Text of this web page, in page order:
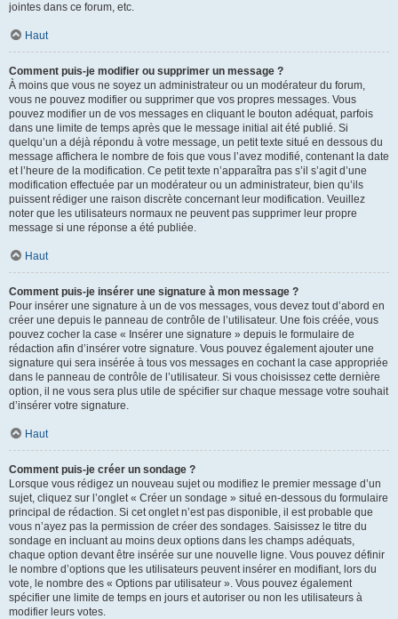
jointes dans ce forum, etc.
Haut
Comment puis-je modifier ou supprimer un message ?
À moins que vous ne soyez un administrateur ou un modérateur du forum,
vous ne pouvez modifier ou supprimer que vos propres messages. Vous
pouvez modifier un de vos messages en cliquant le bouton adéquat, parfois
dans une limite de temps après que le message initial ait été publié. Si
quelqu’un a déjà répondu à votre message, un petit texte situé en dessous du
message affichera le nombre de fois que vous l’avez modifié, contenant la date
et l’heure de la modification. Ce petit texte n’apparaîtra pas s’il s’agit d’une
modification effectuée par un modérateur ou un administrateur, bien qu’ils
puissent rédiger une raison discrète concernant leur modification. Veuillez
noter que les utilisateurs normaux ne peuvent pas supprimer leur propre
message si une réponse a été publiée.
Haut
Comment puis-je insérer une signature à mon message ?
Pour insérer une signature à un de vos messages, vous devez tout d’abord en
créer une depuis le panneau de contrôle de l’utilisateur. Une fois créée, vous
pouvez cocher la case « Insérer une signature » depuis le formulaire de
rédaction afin d’insérer votre signature. Vous pouvez également ajouter une
signature qui sera insérée à tous vos messages en cochant la case appropriée
dans le panneau de contrôle de l’utilisateur. Si vous choisissez cette dernière
option, il ne vous sera plus utile de spécifier sur chaque message votre souhait
d’insérer votre signature.
Haut
Comment puis-je créer un sondage ?
Lorsque vous rédigez un nouveau sujet ou modifiez le premier message d’un
sujet, cliquez sur l’onglet « Créer un sondage » situé en-dessous du formulaire
principal de rédaction. Si cet onglet n’est pas disponible, il est probable que
vous n’ayez pas la permission de créer des sondages. Saisissez le titre du
sondage en incluant au moins deux options dans les champs adéquats,
chaque option devant être insérée sur une nouvelle ligne. Vous pouvez définir
le nombre d’options que les utilisateurs peuvent insérer en modifiant, lors du
vote, le nombre des « Options par utilisateur ». Vous pouvez également
spécifier une limite de temps en jours et autoriser ou non les utilisateurs à
modifier leurs votes.